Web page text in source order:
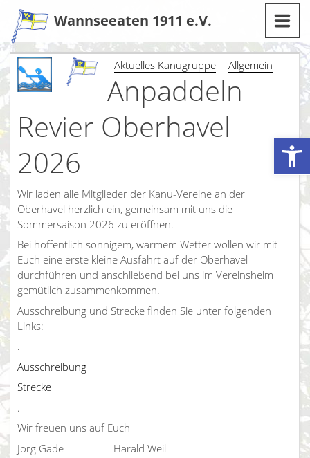
Werkzeugleiste öffnen
Zum
Inhalt
Wannseeaten 1911 e.V.
Aktuelles Kanugruppe Allgemein
Anpaddeln
Revier Oberhavel
2026
Wir laden alle Mitglieder der Kanu-Vereine an der
Oberhavel herzlich ein, gemeinsam mit uns die
Sommersaison 2026 zu eröffnen.
Bei hoffentlich sonnigem, warmem Wetter wollen wir mit
Euch eine erste kleine Ausfahrt auf der Oberhavel
durchführen und anschließend bei uns im Vereinsheim
gemütlich zusammenkommen.
Ausschreibung und Strecke finden Sie unter folgenden
Links:
.
Ausschreibung
Strecke
.
Wir freuen uns auf Euch
Jörg Gade Harald Weil